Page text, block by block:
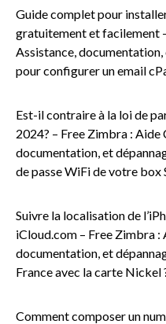
Guide complet pour
gratuitement et facilement
Assistance, documentation,
pour configurer un email
Est-il contraire à la loi de
2024? – Free Zimbra : Aide
documentation, et
de passe WiFi de votre box
Suivre la localisation de
iCloud.com – Free Zimbra :
documentation, et
France avec la carte Nickel
Comment composer un